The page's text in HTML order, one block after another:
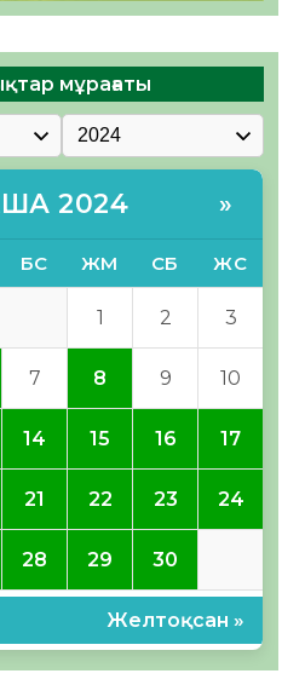
мұрағаты
2024 »
БС ЖМ СБ ЖС
1 2 3
7 8 9 10
14 15 16 17
21 22 23 24
28 29 30
Желтоқсан »